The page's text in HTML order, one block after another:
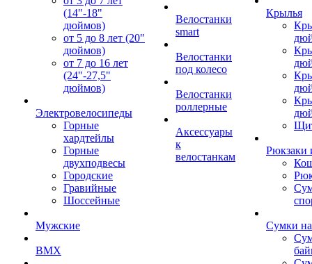
(14"-18"
дюймов)
от 5 до 8 лет (20"
дюймов)
от 7 до 16 лет
(24"-27,5"
дюймов)
Электровелосипеды
Горные
хардтейлы
Горные
двухподвесы
Городские
Гравийные
Шоссейные
Мужские
BMX
Велостанки
smart
Велостанки
под колесо
Велостанки
роллерные
Аксессуары
к
велостанкам
Крылья
Рюкзаки
Сумки